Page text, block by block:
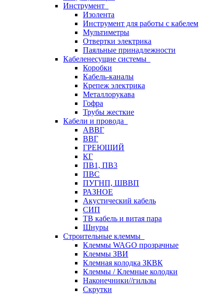
Инструмент
Изолента
Инструмент для работы с кабелем
Мультиметры
Отвертки электрика
Паяльные принадлежности
Кабеленесущие системы
Коробки
Кабель-каналы
Крепеж электрика
Металлорукава
Гофра
Трубы жесткие
Кабели и провода
АВВГ
ВВГ
ГРЕЮЩИЙ
КГ
ПВ1, ПВ3
ПВС
ПУГНП, ШВВП
РАЗНОЕ
Акустический кабель
СИП
ТВ кабель и витая пара
Шнуры
Строительные клеммы
Клеммы WAGO прозрачные
Клеммы ЗВИ
Клемная колодка ЗКВК
Клеммы / Клемные колодки
Наконечники//гильзы
Скрутки